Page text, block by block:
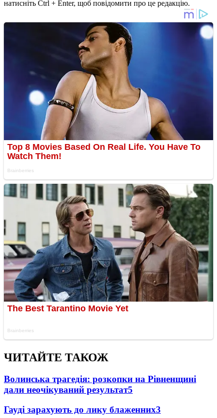
натисніть Ctrl + Enter, щоб повідомити про це редакцію.
ЧИТАЙТЕ ТАКОЖ
Волинська трагедія: розкопки на Рівненщині
дали неочікуваний результат5
Гауді зарахують до лику блаженних3